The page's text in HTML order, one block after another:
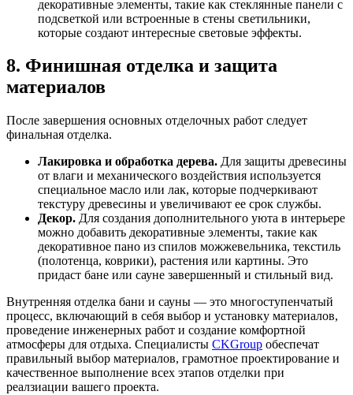
декоративные элементы, такие как стеклянные панели с
подсветкой или встроенные в стены светильники,
которые создают интересные световые эффекты.
8. Финишная отделка и защита
материалов
После завершения основных отделочных работ следует
финальная отделка.
Лакировка и обработка дерева. Для защиты древесины
от влаги и механического воздействия используется
специальное масло или лак, которые подчеркивают
текстуру древесины и увеличивают ее срок службы.
Декор. Для создания дополнительного уюта в интерьере
можно добавить декоративные элементы, такие как
декоративное пано из спилов можжевельника, текстиль
(полотенца, коврики), растения или картины. Это
придаст бане или сауне завершенный и стильный вид.
Внутренняя отделка бани и сауны — это многоступенчатый
процесс, включающий в себя выбор и установку материалов,
проведение инженерных работ и создание комфортной
атмосферы для отдыха. Специалисты CKGroup обеспечат
правильный выбор материалов, грамотное проектирование и
качественное выполнение всех этапов отделки при
реалзиации вашего проекта.